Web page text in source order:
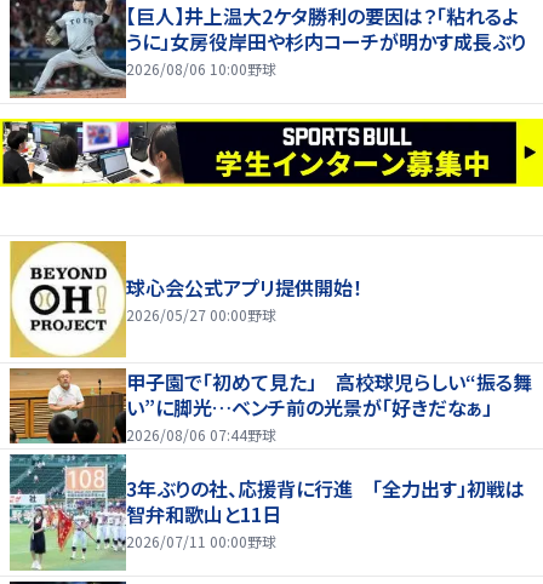
【巨人】井上温大2ケタ勝利の要因は？「粘れるよ
うに」女房役岸田や杉内コーチが明かす成長ぶり
2026/08/06 10:00野球
球心会公式アプリ提供開始！
2026/05/27 00:00野球
甲子園で「初めて見た」 高校球児らしい“振る舞
い”に脚光…ベンチ前の光景が「好きだなぁ」
2026/08/06 07:44野球
3年ぶりの社、応援背に行進 「全力出す」初戦は
智弁和歌山と11日
2026/07/11 00:00野球